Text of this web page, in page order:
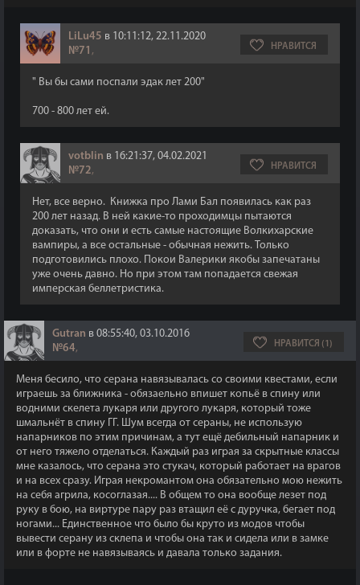
LiLu45 в 10:11:12, 22.11.2020
№71 , НРАВИТСЯ
" Вы бы сами поспали эдак лет 200"
700 - 800 лет ей.
votblin в 16:21:37, 04.02.2021
№72, НРАВИТСЯ
Нет, все верно. Книжка про Лами Бал появилась как раз
200 лет назад. В ней какие-то проходимцы пытаются
доказать, что они и есть самые настоящие Волкихарские
вампиры, а все остальные - обычная нежить. Только
подготовились плохо. Покои Валерики якобы запечатаны
уже очень давно. Но при этом там попадается свежая
имперская беллетристика.
Gutran в 08:55:40, 03.10.2016
№64, НРАВИТСЯ (1)
Меня бесило, что серана навязывалась со своими квестами, если
играешь за ближника - обязаельно впишет копьё в спину или
водними скелета лукаря или другого лукаря, который тоже
шмальнёт в спину ГГ. Шум всегда от сераны, не использую
напарников по этим причинам, а тут ещё дебильный напарник и
от него тяжело отделаться. Каждый раз играя за скрытные классы
мне казалось, что серана это стукач, который работает на врагов
и на всех сразу. Играя некромантом она обязательно мою нежить
на себя агрила, косоглазая.... В общем то она вообще лезет под
руку в бою, на виртуре пару раз втащил её с дуручка, бегает под
ногами... Единственное что было бы круто из модов чтобы
вывести серану из склепа и чтобы она так и сидела или в замке
или в форте не навязываясь и давала только задания.